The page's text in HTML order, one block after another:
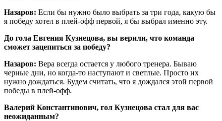
Назаров: Если бы нужно было выбрать за три года, какую бы
я победу хотел в плей-офф первой, я бы выбрал именно эту.
До гола Евгения Кузнецова, вы верили, что команда
сможет зацепиться за победу?
Назаров: Вера всегда остается у любого тренера. Бываю
черные дни, но когда-то наступают и светлые. Просто их
нужно дождаться. Будем считать, что я дождался этой первой
победы в плей-офф.
Валерий Константинович, гол Кузнецова стал для вас
неожиданным?